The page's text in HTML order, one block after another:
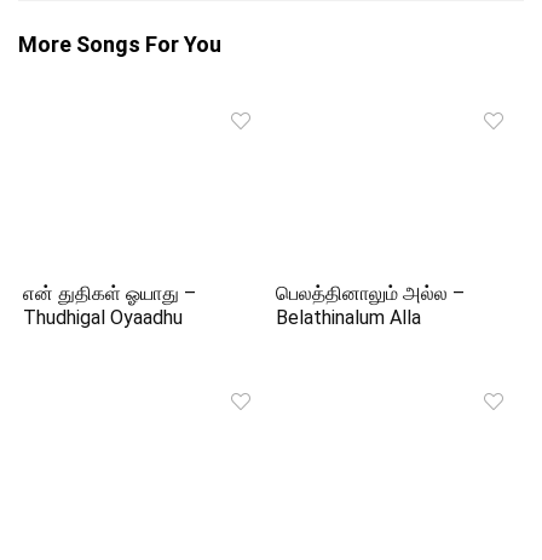
More Songs For You
என் துதிகள் ஓயாது –
Thudhigal Oyaadhu
பெலத்தினாலும் அல்ல –
Belathinalum Alla